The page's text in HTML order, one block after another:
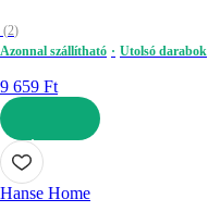
(2)
Azonnal szállítható
Utolsó darabok
9 659 Ft
KOSÁRBA
Hanse Home